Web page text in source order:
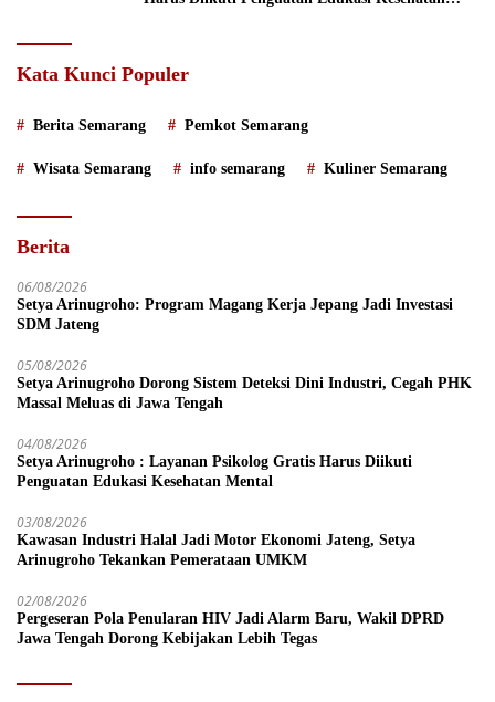
Kata Kunci Populer
Berita Semarang Pemkot Semarang
Wisata Semarang info semarang Kuliner Semarang
Berita
06/08/2026
Setya Arinugroho: Program Magang Kerja Jepang Jadi Investasi
SDM Jateng
05/08/2026
Setya Arinugroho Dorong Sistem Deteksi Dini Industri, Cegah PHK
Massal Meluas di Jawa Tengah
04/08/2026
Setya Arinugroho : Layanan Psikolog Gratis Harus Diikuti
Penguatan Edukasi Kesehatan Mental
03/08/2026
Kawasan Industri Halal Jadi Motor Ekonomi Jateng, Setya
Arinugroho Tekankan Pemerataan UMKM
02/08/2026
Pergeseran Pola Penularan HIV Jadi Alarm Baru, Wakil DPRD
Jawa Tengah Dorong Kebijakan Lebih Tegas